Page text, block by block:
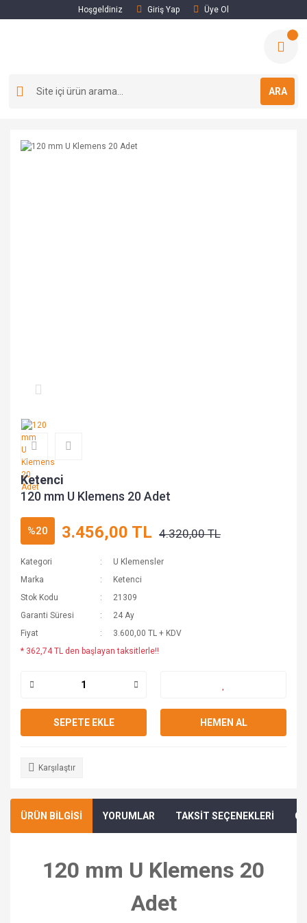
Hoşgeldiniz Giriş Yap Üye Ol
ARA
Ketenci
120 mm U Klemens 20 Adet
%20 3.456,00 TL 4.320,00 TL
Kategori
U Klemensler
Marka
Ketenci
Stok Kodu
21309
Garanti Süresi
24 Ay
Fiyat
3.600,00 TL + KDV
* 362,74 TL den başlayan taksitlerle!!
SEPETE EKLE HEMEN AL
Karşılaştır
ÜRÜN BİLGİSİ YORUMLAR TAKSİT SEÇENEKLERİ
120 mm U Klemens 20
Adet